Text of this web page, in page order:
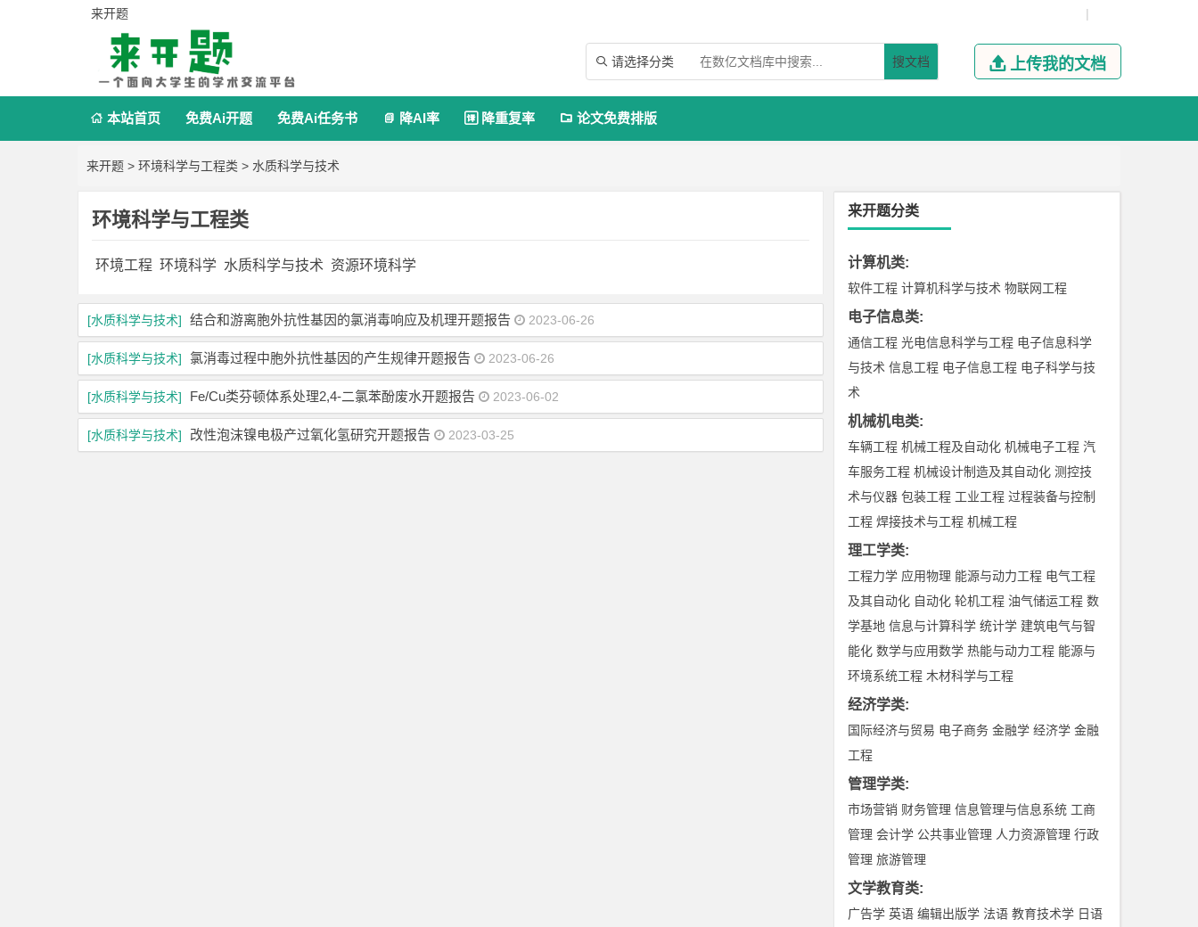
来开题 |
 请选择分类 搜文档  上传我的文档
 本站首页 免费Ai开题 免费Ai任务书  降AI率  降重复率  论文免费排版
来开题 > 环境科学与工程类 > 水质科学与技术
环境科学与工程类
环境工程 环境科学 水质科学与技术 资源环境科学
[水质科学与技术] 结合和游离胞外抗性基因的氯消毒响应及机理开题报告 2023-06-26
[水质科学与技术] 氯消毒过程中胞外抗性基因的产生规律开题报告 2023-06-26
[水质科学与技术] Fe/Cu类芬顿体系处理2,4-二氯苯酚废水开题报告 2023-06-02
[水质科学与技术] 改性泡沫镍电极产过氧化氢研究开题报告 2023-03-25
来开题分类
计算机类:
软件工程 计算机科学与技术 物联网工程
电子信息类:
通信工程 光电信息科学与工程 电子信息科学
与技术 信息工程 电子信息工程 电子科学与技
术
机械机电类:
车辆工程 机械工程及自动化 机械电子工程 汽
车服务工程 机械设计制造及其自动化 测控技
术与仪器 包装工程 工业工程 过程装备与控制
工程 焊接技术与工程 机械工程
理工学类:
工程力学 应用物理 能源与动力工程 电气工程
及其自动化 自动化 轮机工程 油气储运工程 数
学基地 信息与计算科学 统计学 建筑电气与智
能化 数学与应用数学 热能与动力工程 能源与
环境系统工程 木材科学与工程
经济学类:
国际经济与贸易 电子商务 金融学 经济学 金融
工程
管理学类:
市场营销 财务管理 信息管理与信息系统 工商
管理 会计学 公共事业管理 人力资源管理 行政
管理 旅游管理
文学教育类:
广告学 英语 编辑出版学 法语 教育技术学 日语